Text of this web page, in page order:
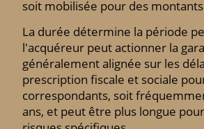
soit mobilisée pour des
La durée détermine la période
l'acquéreur peut actionner la
généralement alignée sur les
prescription fiscale et sociale
correspondants, soit
ans, et peut être plus longue